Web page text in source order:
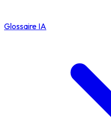
Glossaire IA